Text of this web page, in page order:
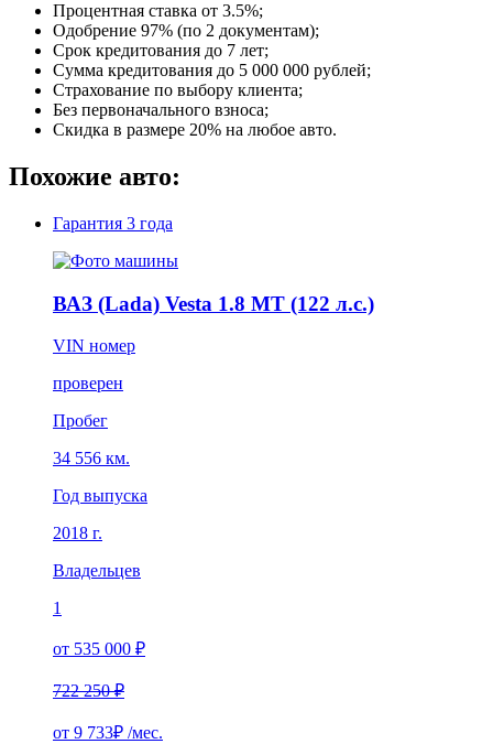
Процентная ставка от 3.5%;
Одобрение 97% (по 2 документам);
Срок кредитования до 7 лет;
Сумма кредитования до 5 000 000 рублей;
Страхование по выбору клиента;
Без первоначального взноса;
Скидка в размере 20% на любое авто.
Похожие авто:
Гарантия 3 года
ВАЗ (Lada) Vesta 1.8 MT (122 л.с.)
VIN номер
проверен
Пробег
34 556 км.
Год выпуска
2018 г.
Владельцев
1
от 535 000 ₽
722 250 ₽
от 9 733₽ /мес.